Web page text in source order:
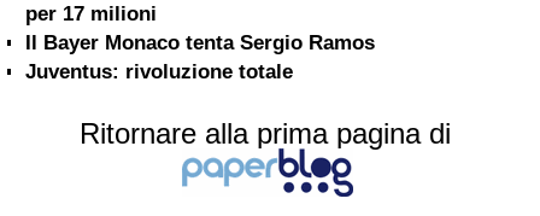
per 17 milioni
Il Bayer Monaco tenta Sergio Ramos
Juventus: rivoluzione totale
Ritornare alla prima pagina di